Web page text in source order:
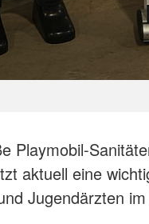
Playmobil-
aktuell eine
Jugendärzten